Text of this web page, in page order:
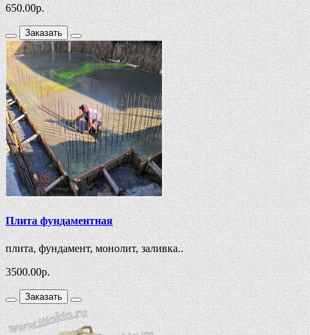
650.00р.
Заказать
Плита фундаментная
плита, фундамент, монолит, заливка..
3500.00р.
Заказать